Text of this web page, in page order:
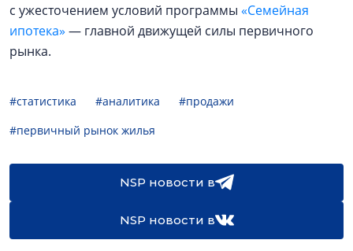
с ужесточением условий программы «Семейная
ипотека» — главной движущей силы первичного
рынка.
#статистика #аналитика
#продажи
#первичный рынок жилья
NSP новости в
NSP новости в